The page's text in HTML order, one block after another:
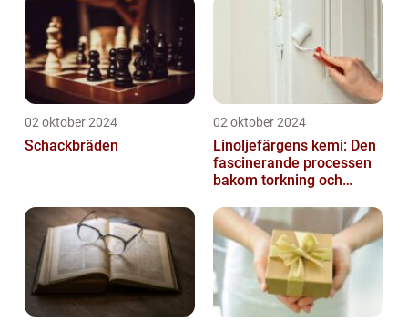
02 oktober 2024
Schackbräden
02 oktober 2024
Linoljefärgens kemi: Den
fascinerande processen
bakom torkning och